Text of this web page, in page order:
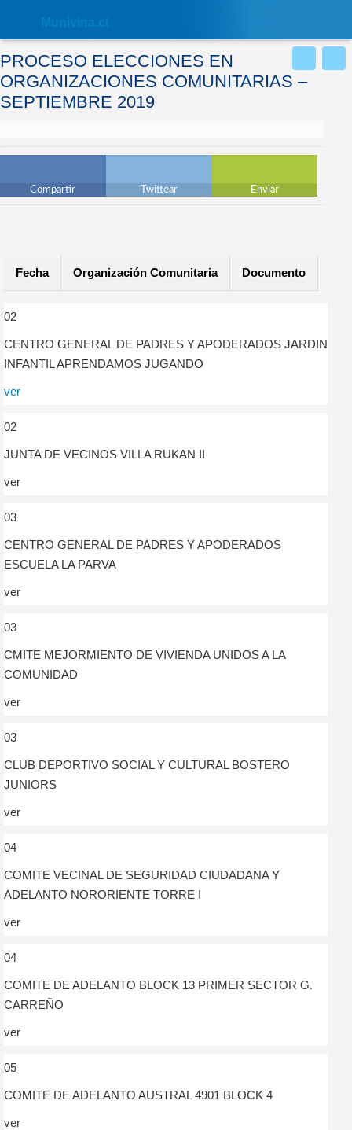
web
incluye
un
sistema
de
accesibilidad.
Munivina.cl
PROCESO ELECCIONES EN
ORGANIZACIONES COMUNITARIAS –
SEPTIEMBRE 2019
Compartir Twittear Enviar
Fecha Organización Comunitaria Documento
02
CENTRO GENERAL DE PADRES Y APODERADOS JARDIN
INFANTIL APRENDAMOS JUGANDO
ver
02
JUNTA DE VECINOS VILLA RUKAN II
ver
03
CENTRO GENERAL DE PADRES Y APODERADOS
ESCUELA LA PARVA
ver
03
CMITE MEJORMIENTO DE VIVIENDA UNIDOS A LA
COMUNIDAD
ver
03
CLUB DEPORTIVO SOCIAL Y CULTURAL BOSTERO
JUNIORS
ver
04
COMITE VECINAL DE SEGURIDAD CIUDADANA Y
ADELANTO NORORIENTE TORRE I
ver
04
COMITE DE ADELANTO BLOCK 13 PRIMER SECTOR G.
CARREÑO
ver
05
COMITE DE ADELANTO AUSTRAL 4901 BLOCK 4
ver